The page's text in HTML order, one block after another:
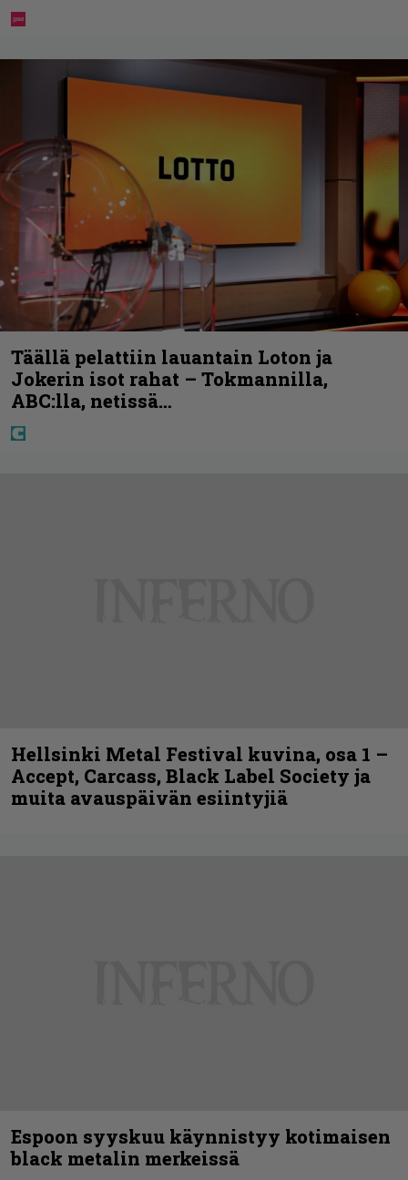
Täällä pelattiin lauantain Loton ja
Jokerin isot rahat – Tokmannilla,
ABC:lla, netissä…
Hellsinki Metal Festival kuvina, osa 1 –
Accept, Carcass, Black Label Society ja
muita avauspäivän esiintyjiä
Espoon syyskuu käynnistyy kotimaisen
black metalin merkeissä